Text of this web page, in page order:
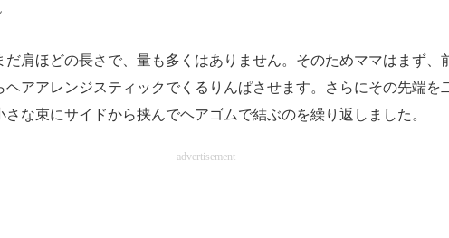
肩ほどの長さで、量も多くはありません。そのためママはまず、
ヘアアレンジスティックでくるりんぱさせます。さらにその先端を
な束にサイドから挟んでヘアゴムで結ぶのを繰り返しました。
advertisement